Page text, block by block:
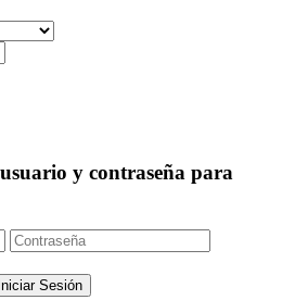
y contraseña para